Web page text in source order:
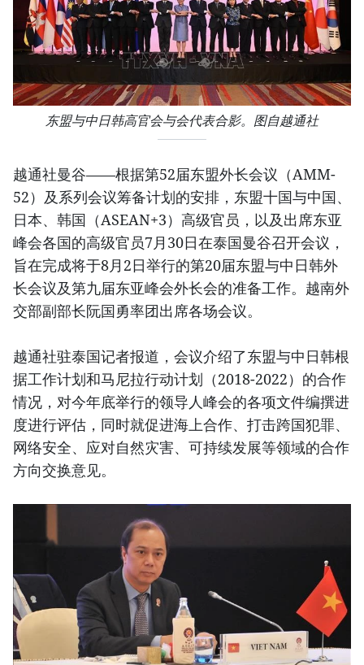
东盟与中日韩高官会与会代表合影。图自越通社
越通社曼谷——根据第52届东盟外长会议（AMM-
52）及系列会议筹备计划的安排，东盟十国与中国、
日本、韩国（ASEAN+3）高级官员，以及出席东亚
峰会各国的高级官员7月30日在泰国曼谷召开会议，
旨在完成将于8月2日举行的第20届东盟与中日韩外
长会议及第九届东亚峰会外长会的准备工作。越南外
交部副部长阮国勇率团出席各场会议。
越通社驻泰国记者报道，会议介绍了东盟与中日韩根
据工作计划和马尼拉行动计划（2018-2022）的合作
情况，对今年底举行的领导人峰会的各项文件编撰进
度进行评估，同时就促进海上合作、打击跨国犯罪、
网络安全、应对自然灾害、可持续发展等领域的合作
方向交换意见。